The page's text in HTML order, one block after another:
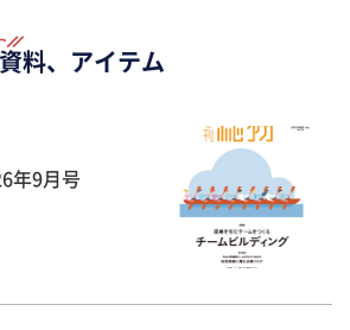
料、アイテム
年9月号